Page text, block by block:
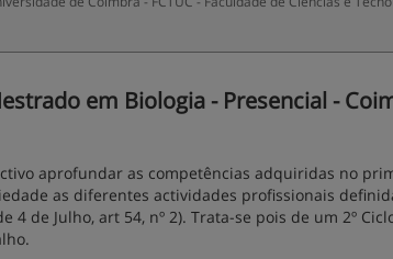
em Biologia - Presencial -
aprofundar as competências adquiridas no
as diferentes actividades profissionais
4 de Julho, art 54, nº 2). Trata-se pois de um 2º